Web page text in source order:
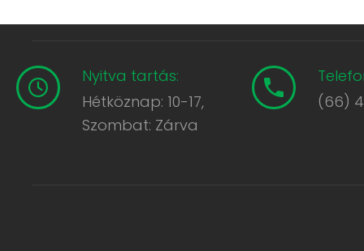
Nyitva tartás:
Hétköznap: 10-17,
Szombat: Zárva
(66)